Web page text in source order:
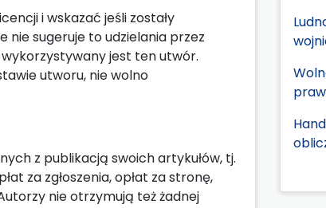
i wskazać jeśli zostały
nie sugeruje to udzielania przez
jest ten utwór.
utworu, nie wolno
z publikacją swoich artykułów, tj.
za zgłoszenia, opłat za stronę,
nie otrzymują też żadnej